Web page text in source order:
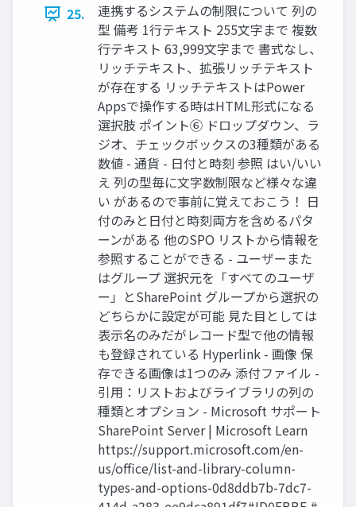
25.
連携するシステムの制限について 列の
型 備考 1行テキスト 255文字まで 複数
行テキスト 63,999文字まで 書式なし、
リッチテキスト、拡張リッチテキスト
が存在する リッチテキストはPower
Appsで操作する時はHTML形式になる
選択肢 ポイント⑥ ドロップダウン、ラ
ジオ、チェックボックスの3種類がある
数値 - 通貨 - 日付と時刻 参照 はい/いい
え 列の型毎に文字数制限など様々な違
い があるので事前に覚えておこう！ 日
付のみと日付と時刻両方を含めるパタ
ーンがある 他のSPO リストから情報を
参照することができる - ユーザーまた
はグループ 選択元を「すべてのユーザ
ー」とSharePoint グループから選択の
どちらかに設定が可能 見た目としては
表示名のみだがレコード型で他の情報
も登録されている Hyperlink - 画像 保
存できる画像は1つのみ 添付ファイル -
引用：リストおよびライブラリの列の
種類とオプション - Microsoft サポート
SharePoint Server | Microsoft Learn
https://support.microsoft.com/en-
us/office/list-and-library-column-
types-and-options-0d8ddb7b-7dc7-